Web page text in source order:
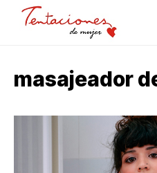
masajeador